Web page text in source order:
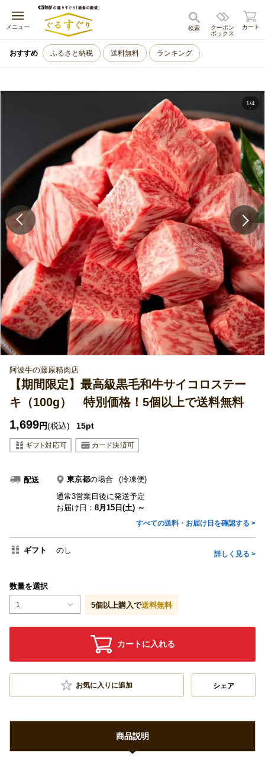
メニュー
キャンセル
クーポン
ボックス
検索 カート
おすすめ ふるさと納税 送料無料 ランキング
1/4
阿波牛の藤原精肉店
【期間限定】最高級黒毛和牛サイコロステー
キ（100g） 特別価格！5個以上で送料無料
1,699円(税込) 15pt
配送 東京都の場合
(冷凍便)
通常3営業日後に発送予定
お届け日： 8月15日(土) ～
すべての送料・お届け日を確認する >
ギフト のし 詳しく見る >
数量を選択
1 5個以上購入で送料無料
カートに入れる
お気に入りに追加 シェア
商品説明